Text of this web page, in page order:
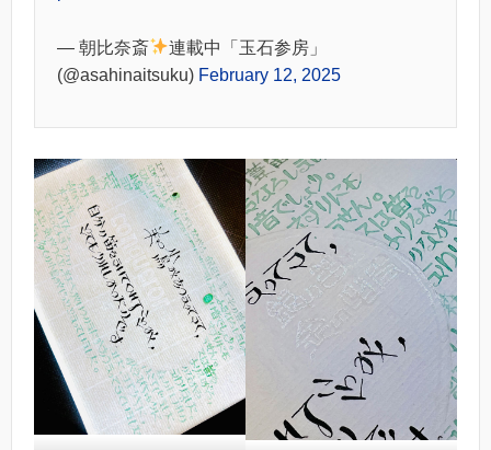
— 朝比奈斎
連載中「玉石参房」
(@asahinaitsuku) February 12, 2025